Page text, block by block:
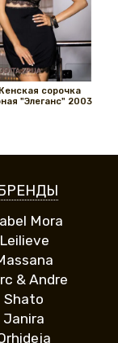
сорочка
"Элеганс" 2003
Mora
Leilieve
& Andre
Shato
Janira